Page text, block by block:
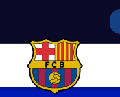
FC Barcelona club badge